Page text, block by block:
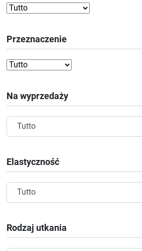
Przeznaczenie
Na wyprzedaży
Elastyczność
Rodzaj utkania